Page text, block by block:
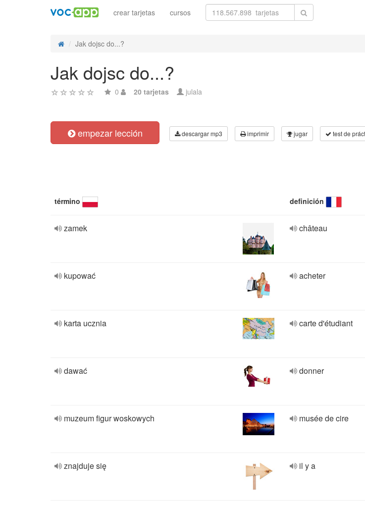
crear tarjetas cursos
Jak dojsc do...?
Jak dojsc do...?
0 20 tarjetas julala
empezar lección descargar mp3 imprimir jugar test de
término definición
zamek château
kupować acheter
karta ucznia carte d'étudiant
dawać donner
muzeum figur woskowych musée de cire
znajduje się il y a